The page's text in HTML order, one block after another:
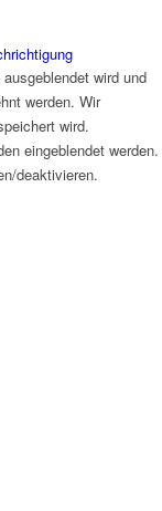
wird und
werden. Wir
wird.
eingeblendet werden.
deaktivieren.